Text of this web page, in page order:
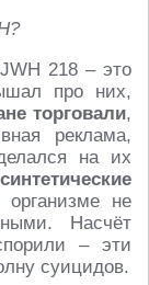
218 – это
про них,
торговали,
реклама,
на их
синтетические
не
Насчёт
– эти
суицидов.